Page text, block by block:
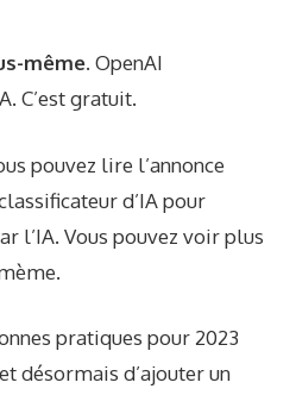
même. OpenAI
. C’est gratuit.
pouvez lire l’annonce
d’IA pour
l’IA. Vous pouvez voir plus
.
pratiques pour 2023
désormais d’ajouter un